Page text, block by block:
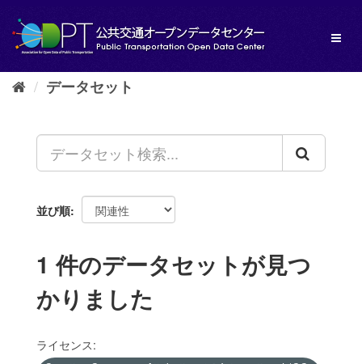
し
データセット
並び順
1 件のデータセットが見つ
かりました
ライセンス: